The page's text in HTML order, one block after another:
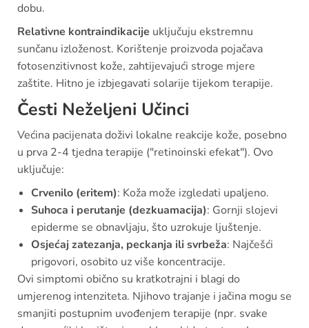
dobu.
Relativne kontraindikacije uključuju ekstremnu
sunčanu izloženost. Korištenje proizvoda pojačava
fotosenzitivnost kože, zahtijevajući stroge mjere
zaštite. Hitno je izbjegavati solarije tijekom terapije.
Česti Neželjeni Učinci
Većina pacijenata doživi lokalne reakcije kože, posebno
u prva 2-4 tjedna terapije ("retinoinski efekat"). Ovo
uključuje:
Crvenilo (eritem): Koža može izgledati upaljeno.
Suhoca i perutanje (dezkuamacija): Gornji slojevi
epiderme se obnavljaju, što uzrokuje ljuštenje.
Osjećaj zatezanja, peckanja ili svrbeža: Najčešći
prigovori, osobito uz više koncentracije.
Ovi simptomi obično su kratkotrajni i blagi do
umjerenog intenziteta. Njihovo trajanje i jačina mogu se
smanjiti postupnim uvođenjem terapije (npr. svake